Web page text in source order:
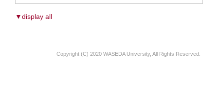
▼display all
Copyright (C) 2020 WASEDA University, All Rights Reserved.